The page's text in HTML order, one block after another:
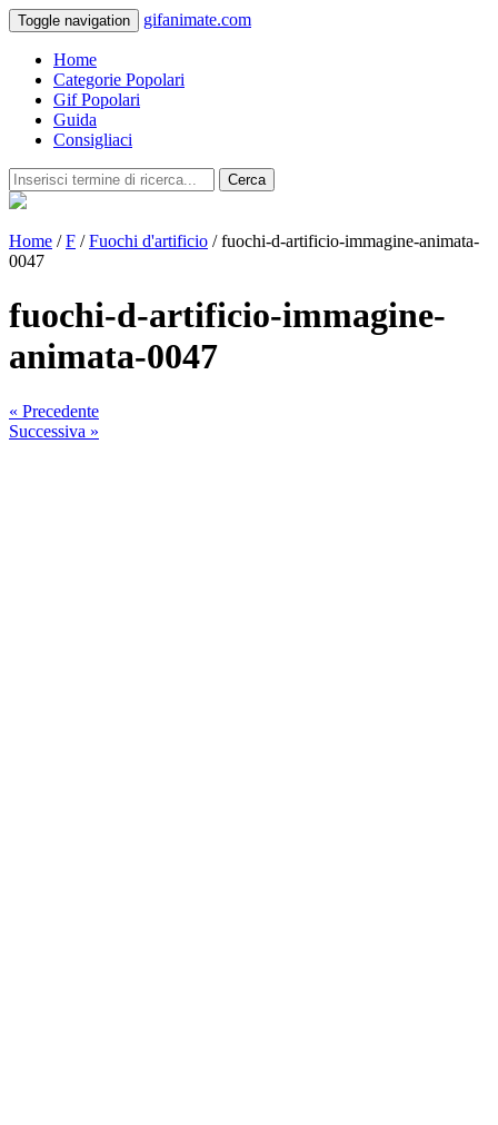
Toggle navigation gifanimate.com
Home
Categorie Popolari
Gif Popolari
Guida
Consigliaci
Cerca
Home /F /Fuochi d'artificio / fuochi-d-artificio-immagine-animata-
0047
fuochi-d-artificio-immagine-
animata-0047
« Precedente
Successiva »